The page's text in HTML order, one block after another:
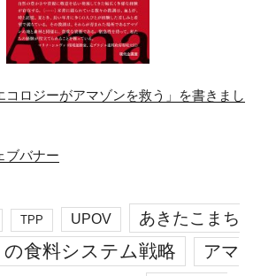
コロジーがアマゾンを救う」を書きまし
TPP UPOV
あきたこまち
食料システム戦略 アマ